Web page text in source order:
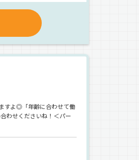
すよ◎「年齢に合わせて働
わせくださいね！＜パー